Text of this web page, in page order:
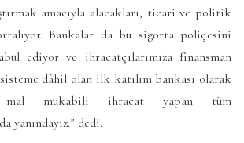
amacıyla alacakları, ticari ve politik
Bankalar da bu sigorta poliçesini
ediyor ve ihracatçılarımıza finansman
dâhil olan ilk katılım bankası olarak
mal mukabili ihracat yapan tüm
yanındayız.” dedi.